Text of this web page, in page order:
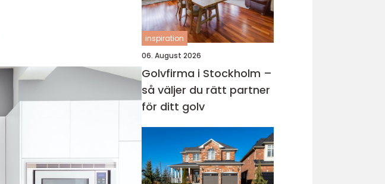
inspiration
06. August 2026
Golvfirma i Stockholm –
så väljer du rätt partner
för ditt golv